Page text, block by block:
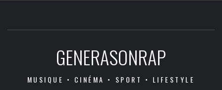
GENERASONRAP
MUSIQUE • CINÉMA • SPORT • LIFESTYLE